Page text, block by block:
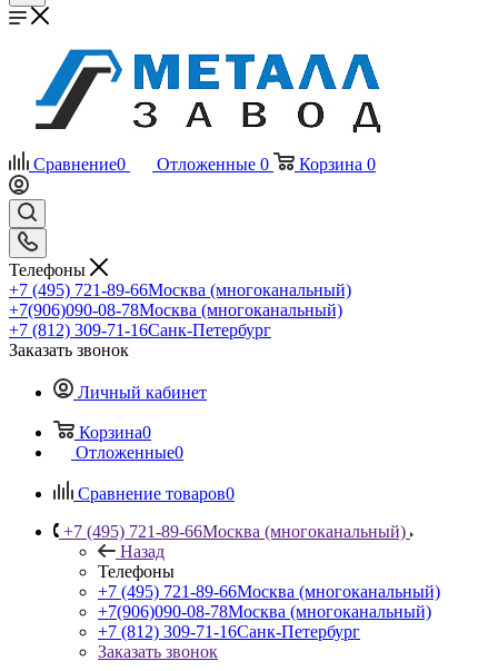
Сравнение0 Отложенные 0 Корзина 0
Телефоны
+7 (495) 721-89-66Москва (многоканальный)
+7(906)090-08-78Москва (многоканальный)
+7 (812) 309-71-16Санк-Петербург
Заказать звонок
Личный кабинет
Корзина0
Отложенные0
Сравнение товаров0
+7 (495) 721-89-66Москва (многоканальный)
Назад
Телефоны
+7 (495) 721-89-66Москва (многоканальный)
+7(906)090-08-78Москва (многоканальный)
+7 (812) 309-71-16Санк-Петербург
Заказать звонок